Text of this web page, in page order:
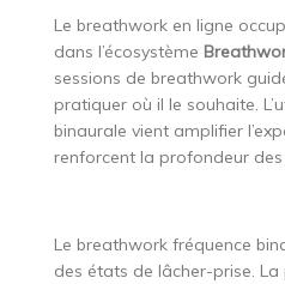
Le breathwork en ligne
dans l’écosystème
sessions de breathwork
pratiquer où il le souhaite.
binaurale vient amplifier
renforcent la profondeur des
Le breathwork fréquence
des états de lâcher-prise.